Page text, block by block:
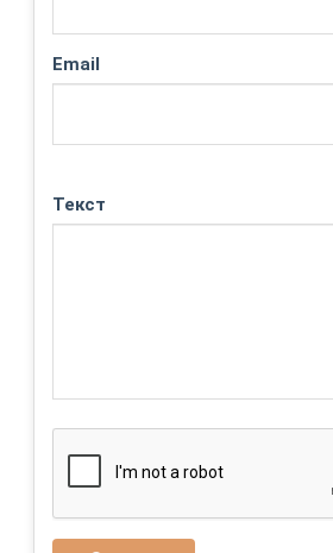
Email
Текст